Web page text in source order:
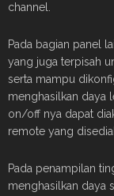
channel.
Pada bagian panel
yang juga terpisah
serta mampu
menghasilkan daya
on/off nya dapat
remote yang
Pada penampilan
menghasilkan daya